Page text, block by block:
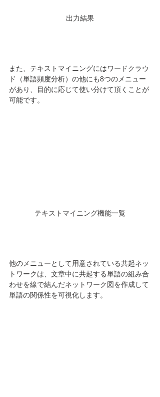
出力結果
また、テキストマイニングにはワードクラウ
ド（単語頻度分析）の他にも8つのメニュー
があり、目的に応じて使い分けて頂くことが
可能です。
テキストマイニング機能一覧
他のメニューとして用意されている共起ネッ
トワークは、文章中に共起する単語の組み合
わせを線で結んだネットワーク図を作成して
単語の関係性を可視化します。